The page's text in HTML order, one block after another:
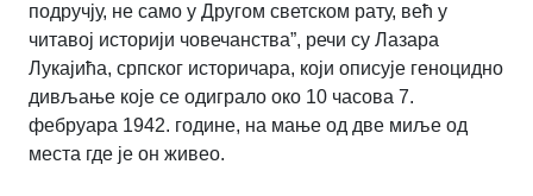
подручју, не само у Другом светском рату, већ у
читавој историји човечанства”, речи су Лазара
Лукајића, српског историчара, који описује геноцидно
дивљање које се одиграло око 10 часова 7.
фебруара 1942. године, на мање од две миље од
места где је он живео.